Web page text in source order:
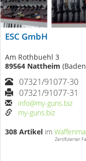
ESC GmbH
Am Rothbuehl 3
89564 Nattheim
07321/91077-30
07321/91077-31
info@my-guns.biz
my-guns.biz
308 Artikel im
Zertifizierter